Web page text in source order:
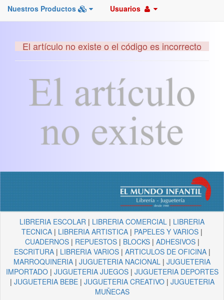
Nuestros Productos Usuarios
El artículo no existe o el código es incorrecto
LIBRERIA ESCOLAR | LIBRERIA COMERCIAL | LIBRERIA
TECNICA | LIBRERIA ARTISTICA | PAPELES Y VARIOS |
CUADERNOS| REPUESTOS| BLOCKS| ADHESIVOS|
ESCRITURA| LIBRERIA VARIOS| ARTICULOS DE OFICINA|
MARROQUINERIA | JUGUETERIA NACIONAL | JUGUETERIA
IMPORTADO| JUGUETERIA JUEGOS| JUGUETERIA DEPORTES
| JUGUETERIA BEBE| JUGUETERIA CREATIVO| JUGUETERIA
MUÑECAS